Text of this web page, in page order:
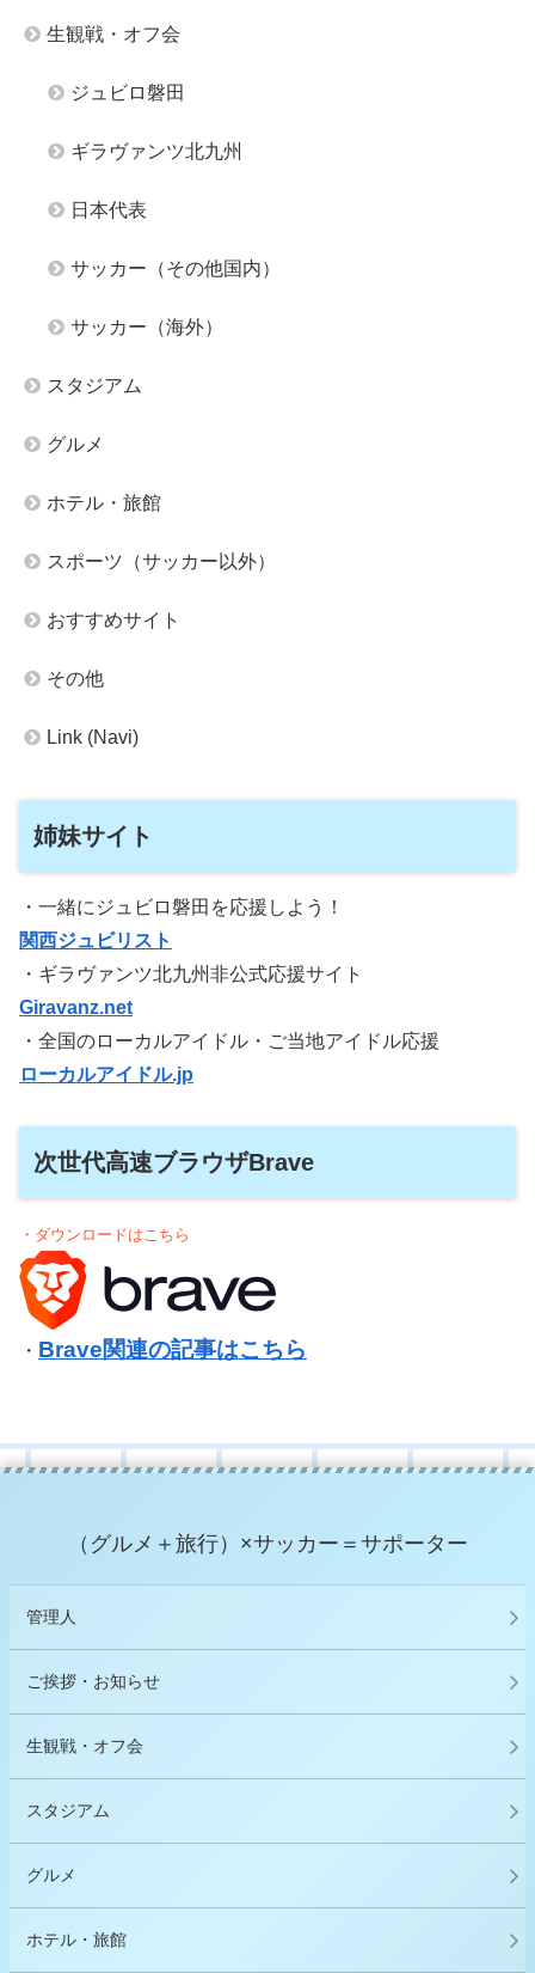
生観戦・オフ会
ジュビロ磐田
ギラヴァンツ北九州
日本代表
サッカー（その他国内）
サッカー（海外）
スタジアム
グルメ
ホテル・旅館
スポーツ（サッカー以外）
おすすめサイト
その他
Link (Navi)
姉妹サイト
・一緒にジュビロ磐田を応援しよう！
関西ジュビリスト
・ギラヴァンツ北九州非公式応援サイト
Giravanz.net
・全国のローカルアイドル・ご当地アイドル応援
ローカルアイドル.jp
次世代高速ブラウザBrave
・ダウンロードはこちら
・ Brave関連の記事はこちら
（グルメ＋旅行）×サッカー＝サポーター
管理人
ご挨拶・お知らせ
生観戦・オフ会
スタジアム
グルメ
ホテル・旅館